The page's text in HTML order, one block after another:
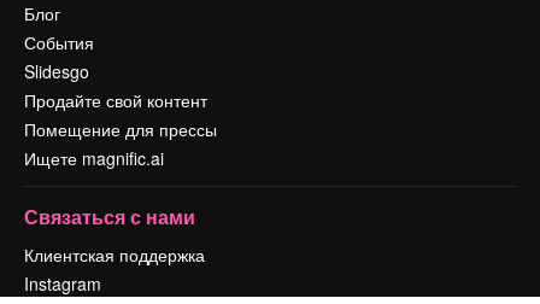
Блог
События
Slidesgo
Продайте свой контент
Помещение для прессы
Ищете magnific.ai
Связаться с нами
Клиентская поддержка
Instagram